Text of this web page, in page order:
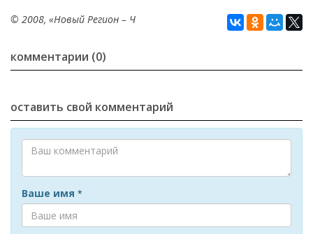
© 2008, «Новый Регион – Ч
комментарии (0)
оставить свой комментарий
Ваше имя *